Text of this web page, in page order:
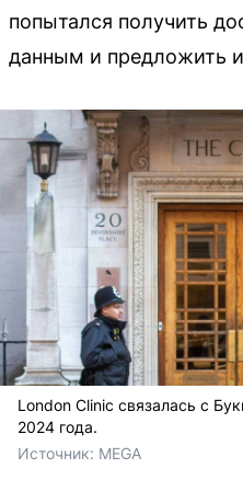
попытался получить
данным и предложить
London Clinic связалась с
2024 года.
Источник: MEGA